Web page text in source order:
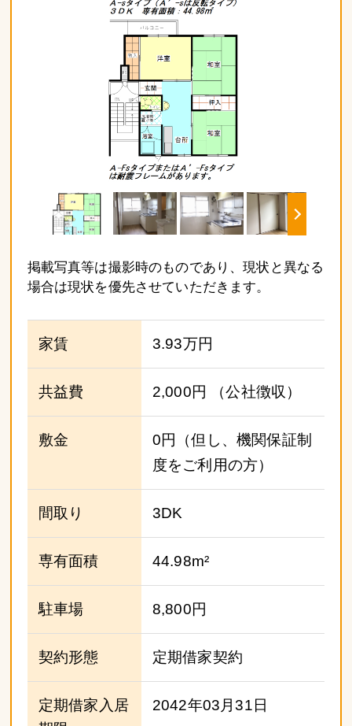
掲載写真等は撮影時のものであり、現状と異なる
場合は現状を優先させていただきます。
家賃 3.93万円
共益費 2,000円 （公社徴収）
敷金
0円（但し、機関保証制
度をご利用の方）
間取り 3DK
専有面積 44.98m²
駐車場 8,800円
契約形態 定期借家契約
定期借家入居
2042年03月31日